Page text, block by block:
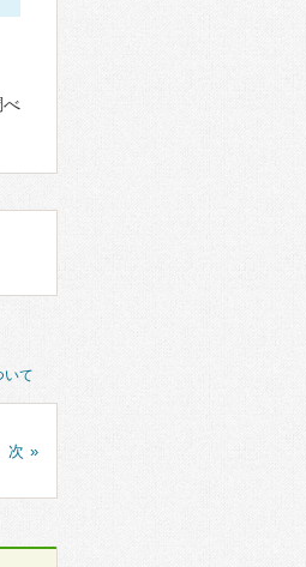
べ
いて
次 »